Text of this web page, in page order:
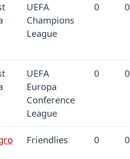
UEFA
Champions
League
0 0
UEFA
Europa
Conference
League
0 0
Friendlies 0 0